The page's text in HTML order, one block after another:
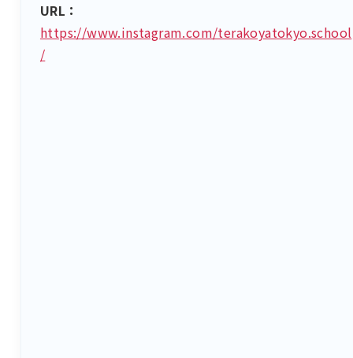
URL：
https://www.instagram.com/terakoyatokyo.school
/